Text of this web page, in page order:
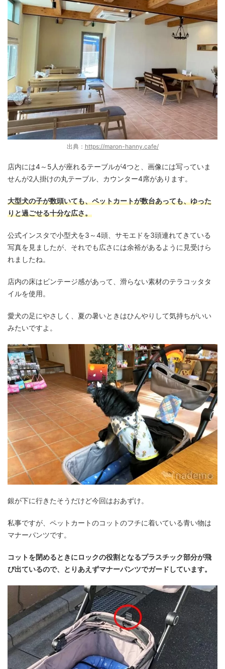
出典： https://maron-hanny.cafe/
店内には4～5人が座れるテーブルが4つと、画像には写っていま
せんが2人掛けの丸テーブル、カウンター4席があります。
大型犬の子が数頭いても、ペットカートが数台あっても、ゆった
りと過ごせる十分な広さ。
公式インスタで小型犬を3～4頭、サモエドを3頭連れてきている
写真を見ましたが、それでも広さには余裕があるように見受けら
れましたね。
店内の床はビンテージ感があって、滑らない素材のテラコッタタ
イルを使用。
愛犬の足にやさしく、夏の暑いときはひんやりして気持ちがいい
みたいですよ。
銀が下に行きたそうだけど今回はおあずけ。
私事ですが、ペットカートのコットのフチに着いている青い物は
マナーパンツです。
コットを閉めるときにロックの役割となるプラスチック部分が飛
び出ているので、とりあえずマナーパンツでガードしています。